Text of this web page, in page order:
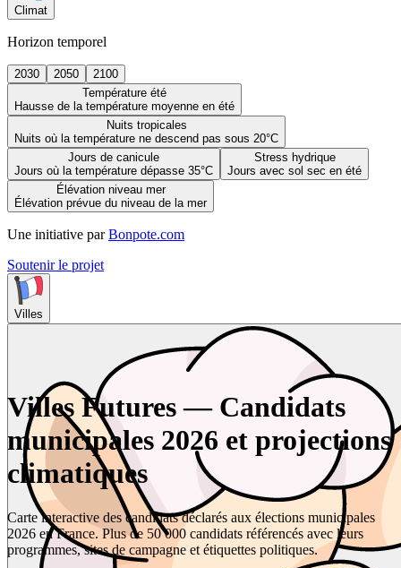
Climat
Horizon temporel
2030 2050
2100
Température été
Hausse de la température moyenne en été
Nuits tropicales
Nuits où la température ne descend pas sous 20°C
Jours de canicule
Jours où la température dépasse 35°C
Stress hydrique
Jours avec sol sec en été
Élévation niveau mer
Élévation prévue du niveau de la mer
Une initiative par Bonpote.com
Soutenir le projet
Villes
Villes Futures — Candidats
municipales 2026 et projections
climatiques
Carte interactive des candidats déclarés aux élections municipales
2026 en France. Plus de 50 000 candidats référencés avec leurs
programmes, sites de campagne et étiquettes politiques.